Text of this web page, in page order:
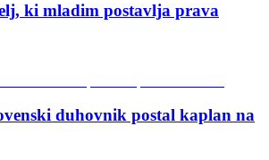
ki mladim postavlja prava
duhovnik postal kaplan na